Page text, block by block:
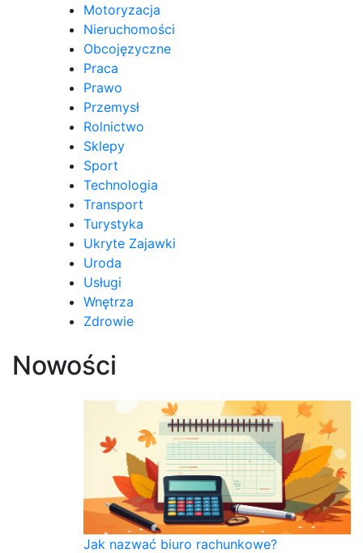
Motoryzacja
Nieruchomości
Obcojęzyczne
Praca
Prawo
Przemysł
Rolnictwo
Sklepy
Sport
Technologia
Transport
Turystyka
Ukryte Zajawki
Uroda
Usługi
Wnętrza
Zdrowie
Nowości
Jak nazwać biuro rachunkowe?